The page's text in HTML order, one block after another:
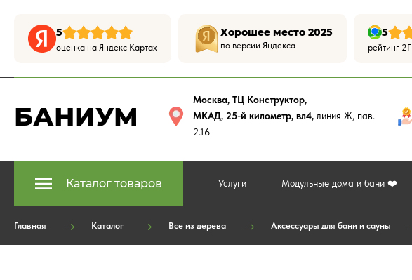
5
оценка на Яндекс Картах
Хорошее место 2025
по версии Яндекса
5
рейтинг
БАНИУМ
Москва, ТЦ Конструктор,
МКАД, 25-й километр, вл4, линия Ж, пав.
2.16
Каталог товаров Услуги Модульные дома и бани ❤️
Главная Каталог Все из дерева Аксессуары для бани и сауны